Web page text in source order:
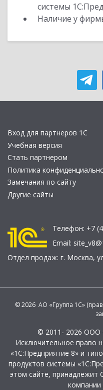
системы
Наличие у
Вход для партнеров 1С
Учебная версия
Стать партнером
Политика
Замечания по сайту
Другие сайты
Телефон: +7
Email:
Отдел продаж: г. Москва,
© 2026 АО «Группа 1С»
© 2011- 2026 ООО
Исключительное право
«1С:Предприятие 8» и
продуктов системы
этом сайте,
компании